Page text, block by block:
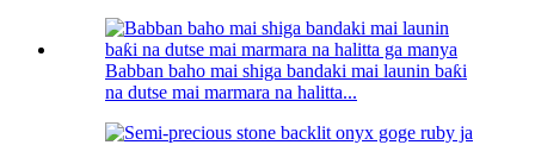
Babban baho mai shiga bandaki mai launin baƙi
na dutse mai marmara na halitta...